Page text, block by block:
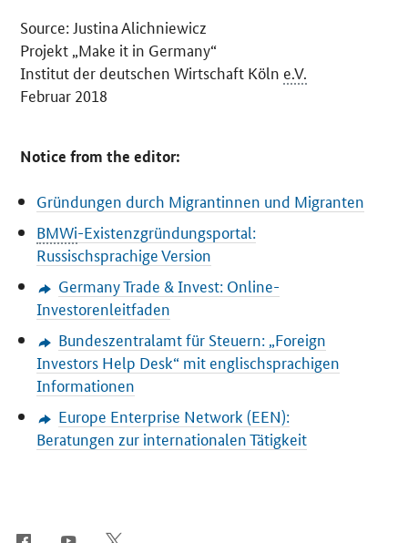
Source: Justina Alichniewicz
Projekt „Make it in Germany“
Institut der deutschen Wirtschaft Köln e.V.
Februar 2018
Notice from the editor:
Gründungen durch Migrantinnen und Migranten
BMWi-Existenzgründungsportal:
Russischsprachige Version
Germany Trade & Invest: Online-
Investorenleitfaden
Bundeszentralamt für Steuern: „Foreign
Investors Help Desk“ mit englischsprachigen
Informationen
Europe Enterprise Network (EEN):
Beratungen zur internationalen Tätigkeit